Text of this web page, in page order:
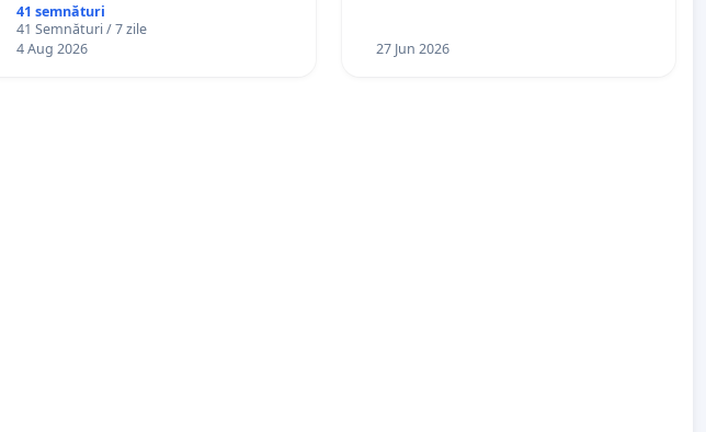
41 semnături
41 Semnături / 7 zile
4 Aug 2026
27 Jun 2026